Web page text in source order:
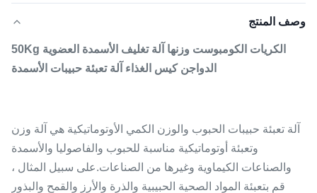
وصف المنتج
الكريات الكومبوست وزنها آلة تغليف الأسمدة العضوية 50Kg
الدواجن كيس الغذاء آلة تعبئة حبيبات الأسمدة
آلة تعبئة حبيبات الحبوب والوزن الكمي الأوتوماتيكية هي آلة وزن
وتعبئة أوتوماتيكية مناسبة للحبوب والفاصوليا والأسمدة
والصناعات الكيماوية وغيرها من الصناعات.على سبيل المثال ،
قم بتعبئة المواد الصحية الحبيبية والذرة والأرز والقمح والبذور